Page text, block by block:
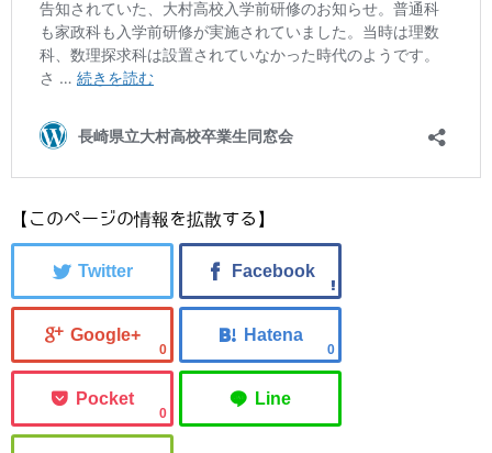
【このページの情報を拡散する】
0 0
0